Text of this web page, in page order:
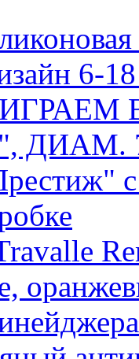
6-
ДИАМ.
с